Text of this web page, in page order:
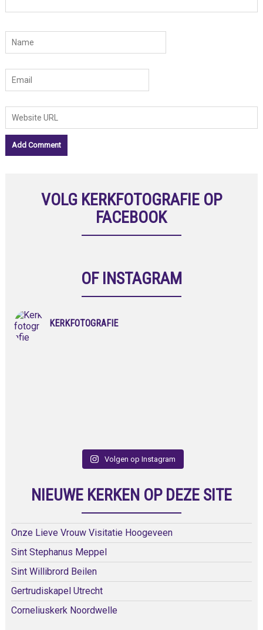
VOLG KERKFOTOGRAFIE OP
FACEBOOK
OF INSTAGRAM
KERKFOTOGRAFIE
Volgen op Instagram
NIEUWE KERKEN OP DEZE SITE
Onze Lieve Vrouw Visitatie Hoogeveen
Sint Stephanus Meppel
Sint Willibrord Beilen
Gertrudiskapel Utrecht
Corneliuskerk Noordwelle